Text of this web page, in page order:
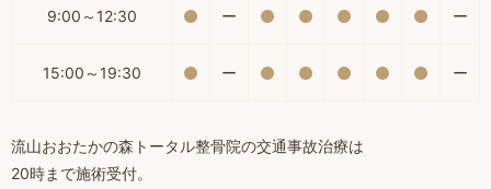
9:00～12:30 ー ー
15:00～19:30 ー ー
流山おおたかの森トータル整骨院の交通事故治療は
20時まで施術受付。